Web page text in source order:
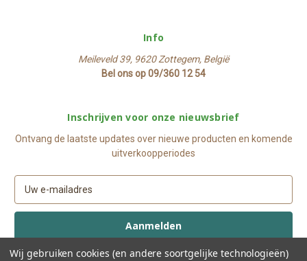
Info
Meileveld 39, 9620 Zottegem, België
Bel ons op 09/360 12 54
Inschrijven voor onze nieuwsbrief
Ontvang de laatste updates over nieuwe producten en komende
uitverkoopperiodes
m
i
l
Wij gebruiken cookies (en andere soortgelijke technologieën)